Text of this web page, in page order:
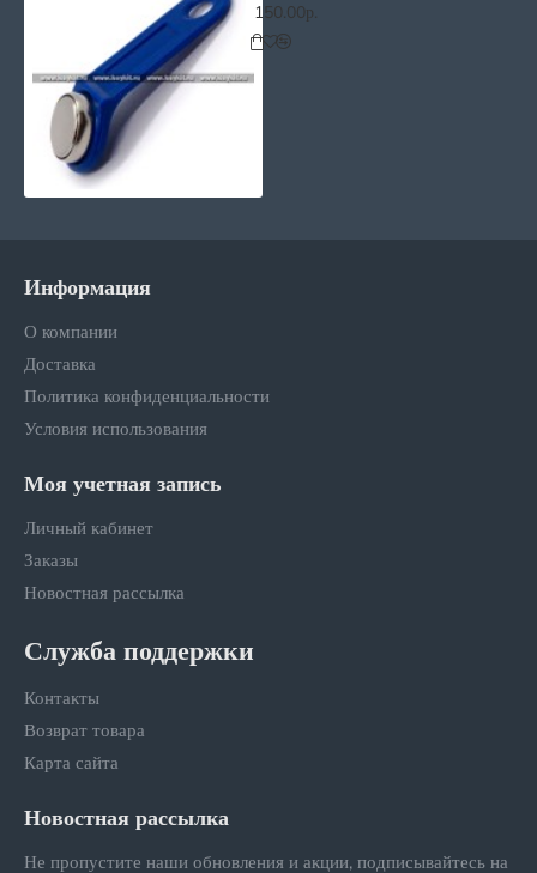
150.00р.
Информация
О компании
Доставка
Политика конфиденциальности
Условия использования
Моя учетная запись
Личный кабинет
Заказы
Новостная рассылка
Служба поддержки
Контакты
Возврат товара
Карта сайта
Новостная рассылка
Не пропустите наши обновления и акции, подписывайтесь на